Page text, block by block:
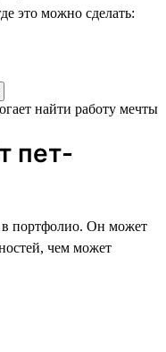
это можно сделать:
пет-
в портфолио. Он может
чем может